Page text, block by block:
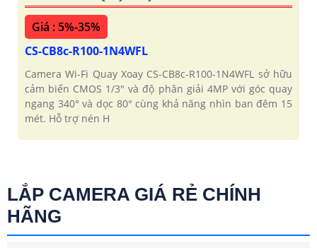
Giá : 5%-35%
CS-CB8c-R100-1N4WFL
Camera Wi-Fi Quay Xoay CS-CB8c-R100-1N4WFL sở hữu
cảm biến CMOS 1/3" và độ phân giải 4MP với góc quay
ngang 340° và dọc 80° cùng khả năng nhìn ban đêm 15
mét. Hỗ trợ nén H
LẮP CAMERA GIÁ RẺ CHÍNH
HÃNG